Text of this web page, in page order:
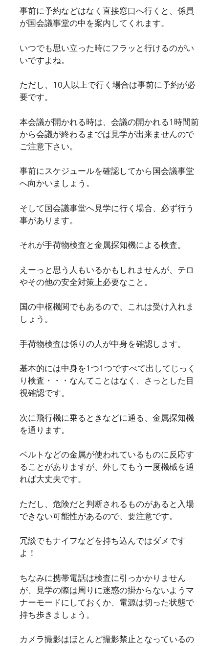
事前に予約などはなく直接窓口へ行くと、係員
が国会議事堂の中を案内してくれます。
いつでも思い立った時にフラッと行けるのがい
いですよね。
ただし、10人以上で行く場合は事前に予約が必
要です。
本会議が開かれる時は、会議の開かれる1時間前
から会議が終わるまでは見学が出来ませんので
ご注意下さい。
事前にスケジュールを確認してから国会議事堂
へ向かいましょう。
そして国会議事堂へ見学に行く場合、必ず行う
事があります。
それが手荷物検査と金属探知機による検査。
えーっと思う人もいるかもしれませんが、テロ
やその他の安全対策上必要なこと。
国の中枢機関でもあるので、これは受け入れま
しょう。
手荷物検査は係りの人が中身を確認します。
基本的には中身を1つ1つですべて出してじっく
り検査・・・なんてことはなく、さっとした目
視確認です。
次に飛行機に乗るときなどに通る、金属探知機
を通ります。
ベルトなどの金属が使われているものに反応す
ることがありますが、外してもう一度機械を通
れば大丈夫です。
ただし、危険だと判断されるものがあると入場
できない可能性があるので、要注意です。
冗談でもナイフなどを持ち込んではダメです
よ！
ちなみに携帯電話は検査に引っかかりません
が、見学の際は周りに迷惑の掛からないようマ
ナーモードにしておくか、電源は切った状態で
持ち歩きましょう。
カメラ撮影はほとんど撮影禁止となっているの